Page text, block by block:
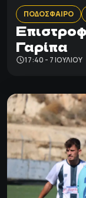
ΠΟΔΟΣΦΑΙΡΟ
Γαρίπα
17:40 - 7 ΙΟΥΛΊΟΥ